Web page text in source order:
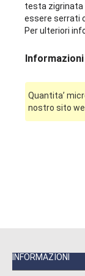
testa zigrinata
essere serrati
Per ulteriori
Quantita’
nostro sito
INFORMAZIONI